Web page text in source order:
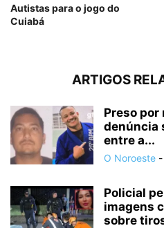
Autistas para o jogo do
Cuiabá
ARTIGOS
Preso
denúncia
entre a...
O Noroeste -
Policial
imagens
sobre